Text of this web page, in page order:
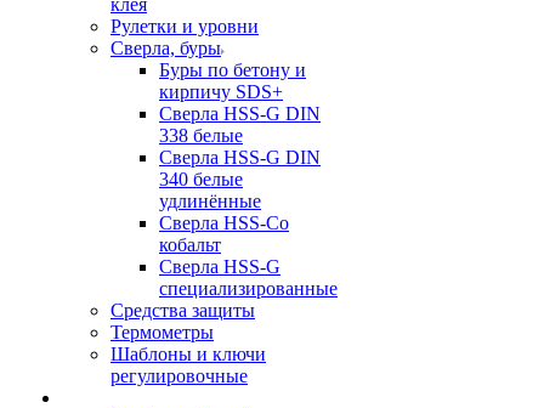
клея
Рулетки и уровни
Сверла, буры
Буры по бетону и
кирпичу SDS+
Сверла HSS-G DIN
338 белые
Сверла HSS-G DIN
340 белые
удлинённые
Сверла HSS-Co
кобальт
Сверла HSS-G
специализированные
Средства защиты
Термометры
Шаблоны и ключи
регулировочные